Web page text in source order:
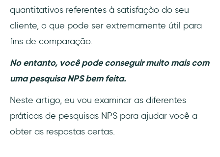
Perguntas complementares para obter
feedback
Conclusão
quantitativos referentes à satisfação do seu
cliente, o que pode ser extremamente útil para
fins de comparação.
No entanto, você pode conseguir muito mais com
uma pesquisa NPS bem feita.
Neste artigo, eu vou examinar as diferentes
práticas de pesquisas NPS para ajudar você a
obter as respostas certas.